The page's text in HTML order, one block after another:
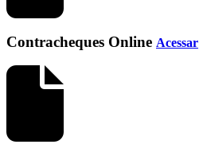
Contracheques Online Acessar